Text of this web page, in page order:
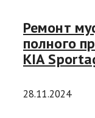
Ремонт
полного
KIA
28.11.2024